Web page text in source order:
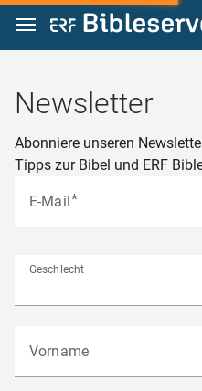
Zum Inhalt springen
Newsletter
E-Mail
Geschlecht
Vorname
Abonniere unseren
Tipps zur Bibel und ERF